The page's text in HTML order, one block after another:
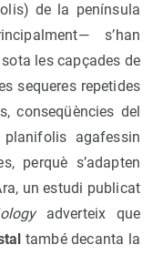
de la península
s’han
les capçades de
sequeres repetides
conseqüències del
agafessin
perquè s’adapten
un estudi publicat
adverteix que
també decanta la